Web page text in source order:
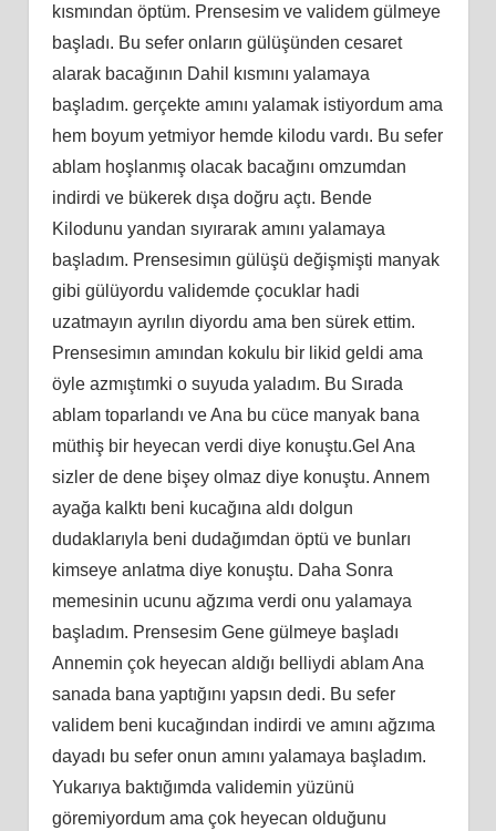
kısmından öptüm. Prensesim ve validem gülmeye
başladı. Bu sefer onların gülüşünden cesaret
alarak bacağının Dahil kısmını yalamaya
başladım. gerçekte amını yalamak istiyordum ama
hem boyum yetmiyor hemde kilodu vardı. Bu sefer
ablam hoşlanmış olacak bacağını omzumdan
indirdi ve bükerek dışa doğru açtı. Bende
Kilodunu yandan sıyırarak amını yalamaya
başladım. Prensesimın gülüşü değişmişti manyak
gibi gülüyordu validemde çocuklar hadi
uzatmayın ayrılın diyordu ama ben sürek ettim.
Prensesimın amından kokulu bir likid geldi ama
öyle azmıştımki o suyuda yaladım. Bu Sırada
ablam toparlandı ve Ana bu cüce manyak bana
müthiş bir heyecan verdi diye konuştu.Gel Ana
sizler de dene bişey olmaz diye konuştu. Annem
ayağa kalktı beni kucağına aldı dolgun
dudaklarıyla beni dudağımdan öptü ve bunları
kimseye anlatma diye konuştu. Daha Sonra
memesinin ucunu ağzıma verdi onu yalamaya
başladım. Prensesim Gene gülmeye başladı
Annemin çok heyecan aldığı belliydi ablam Ana
sanada bana yaptığını yapsın dedi. Bu sefer
validem beni kucağından indirdi ve amını ağzıma
dayadı bu sefer onun amını yalamaya başladım.
Yukarıya baktığımda validemin yüzünü
göremiyordum ama çok heyecan olduğunu